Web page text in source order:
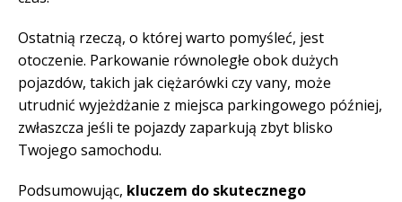
Ostatnią rzeczą, o której warto pomyśleć, jest
otoczenie. Parkowanie równoległe obok dużych
pojazdów, takich jak ciężarówki czy vany, może
utrudnić wyjeżdżanie z miejsca parkingowego później,
zwłaszcza jeśli te pojazdy zaparkują zbyt blisko
Twojego samochodu.
Podsumowując, kluczem do skutecznego